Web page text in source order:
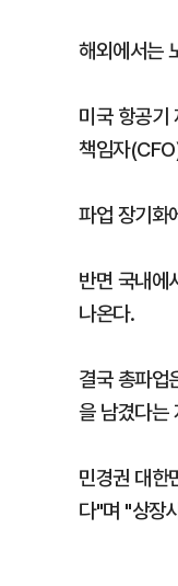
해외에서는
미국 항공
책임자
파업 장기화
반면 국내에
나온다.
결국 총파업
을 남겼다는
민경권 대한
다"며 "상장